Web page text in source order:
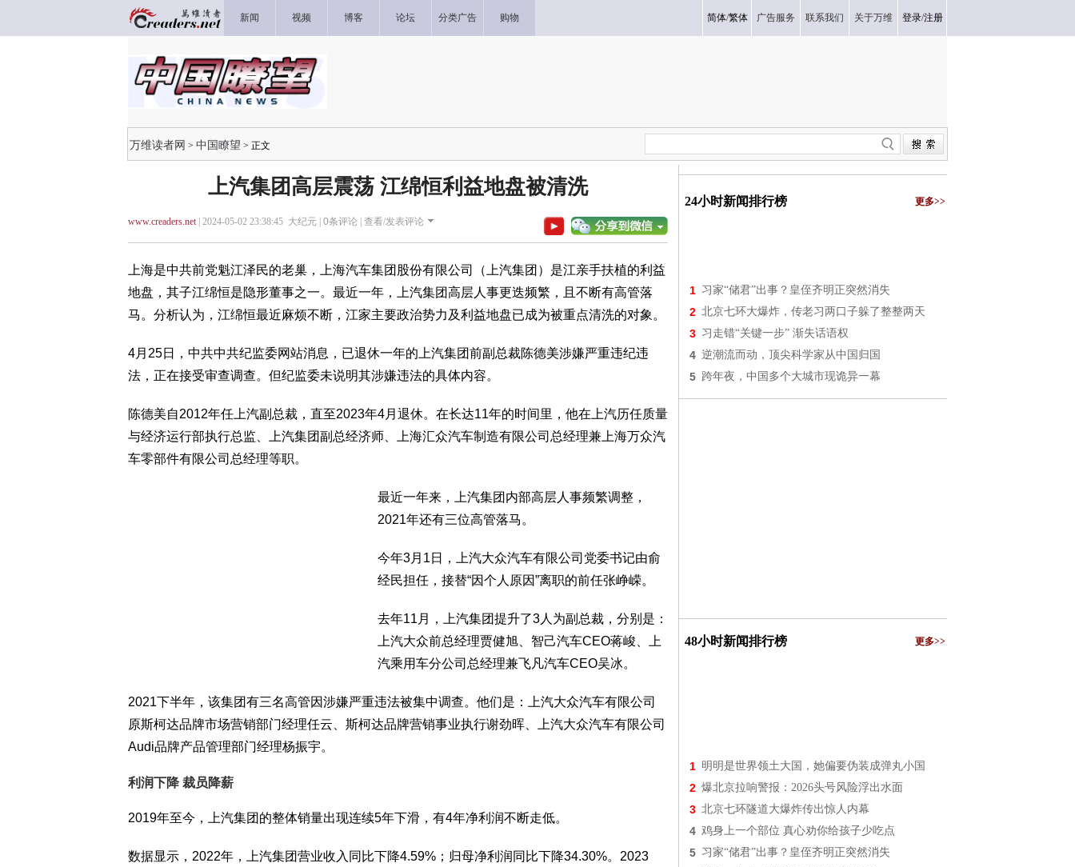
新闻 视频 博客 论坛 分类广告 购物 简体/繁体 广告服务 联系我们 关于万维 登录/注册
万维读者网 > 中国瞭望 > 正文
上汽集团高层震荡 江绵恒利益地盘被清洗
www.creaders.net| 2024-05-02 23:38:45 大纪元 | 0条评论 | 查看/发表评论
上海是中共前党魁江泽民的老巢，上海汽车集团股份有限公司（上汽集团）是江亲手扶植的利益
地盘，其子江绵恒是隐形董事之一。最近一年，上汽集团高层人事更迭频繁，且不断有高管落
马。分析认为，江绵恒最近麻烦不断，江家主要政治势力及利益地盘已成为被重点清洗的对象。
4月25日，中共中共纪监委网站消息，已退休一年的上汽集团前副总裁陈德美涉嫌严重违纪违
法，正在接受审查调查。但纪监委未说明其涉嫌违法的具体内容。
陈德美自2012年任上汽副总裁，直至2023年4月退休。在长达11年的时间里，他在上汽历任质量
与经济运行部执行总监、上汽集团副总经济师、上海汇众汽车制造有限公司总经理兼上海万众汽
车零部件有限公司总经理等职。
最近一年来，上汽集团内部高层人事频繁调整，
2021年还有三位高管落马。
今年3月1日，上汽大众汽车有限公司党委书记由俞
经民担任，接替“因个人原因”离职的前任张峥嵘。
去年11月，上汽集团提升了3人为副总裁，分别是：
上汽大众前总经理贾健旭、智己汽车CEO蒋峻、上
汽乘用车分公司总经理兼飞凡汽车CEO吴冰。
2021下半年，该集团有三名高管因涉嫌严重违法被集中调查。他们是：上汽大众汽车有限公司
原斯柯达品牌市场营销部门经理任云、斯柯达品牌营销事业执行谢劲晖、上汽大众汽车有限公司
Audi品牌产品管理部门经理杨振宇。
利润下降 裁员降薪
2019年至今，上汽集团的整体销量出现连续5年下滑，有4年净利润不断走低。
数据显示，2022年，上汽集团营业收入同比下降4.59%；归母净利润同比下降34.30%。2023
24小时新闻排行榜 更多>>
1 习家“储君”出事？皇侄齐明正突然消失
2 北京七环大爆炸，传老习两口子躲了整整两天
3 习走错“关键一步” 渐失话语权
4 逆潮流而动，顶尖科学家从中国归国
5 跨年夜，中国多个大城市现诡异一幕
48小时新闻排行榜 更多>>
1 明明是世界领土大国，她偏要伪装成弹丸小国
2 爆北京拉响警报：2026头号风险浮出水面
3 北京七环隧道大爆炸传出惊人内幕
4 鸡身上一个部位 真心劝你给孩子少吃点
5 习家“储君”出事？皇侄齐明正突然消失